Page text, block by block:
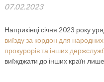
07.02.2023
Наприкінці січня 2023 року
виїзду за кордон для народних
прокурорів та інших
виїжджати до інших країн